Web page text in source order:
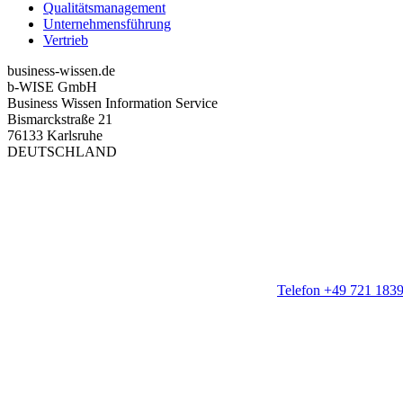
Qualitätsmanagement
Unternehmensführung
Vertrieb
business-wissen.de
b-WISE GmbH
Business Wissen Information Service
Bismarckstraße 21
76133 Karlsruhe
DEUTSCHLAND
Telefon +49 721